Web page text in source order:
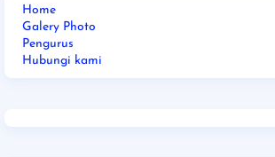
Home
Galery Photo
Pengurus
Hubungi kami